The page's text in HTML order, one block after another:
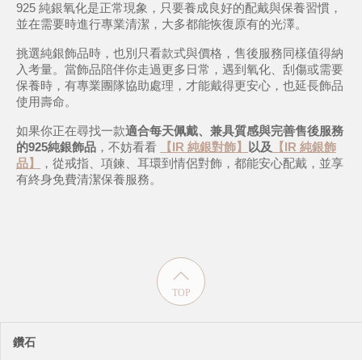
925 純銀氧化是正常現象，只要養成良好的配戴與保養習慣，
並在需要時進行專業清潔，大多都能恢復原有的光澤。
挑選純銀飾品時，也別只看款式與價格，售後服務同樣值得納
入考量。當飾品陪伴你走過更多日常，遇到氧化、刮傷或需要
保養時，有專業團隊協助處理，才能戴得更安心，也延長飾品
使用壽命。
如果你正在尋找一款適合每天佩戴、兼具質感與完善售後服務
的925純銀飾品 ，不妨看看 【IR 純銀對飾】 以及
【IR 純銀飾
品】
，從戒指、項鍊、耳環到情侶對飾，都能安心配戴，並享
有終身免費清潔保養服務。
TOP
鑽石